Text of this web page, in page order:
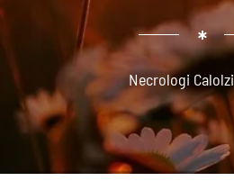
Necrologi